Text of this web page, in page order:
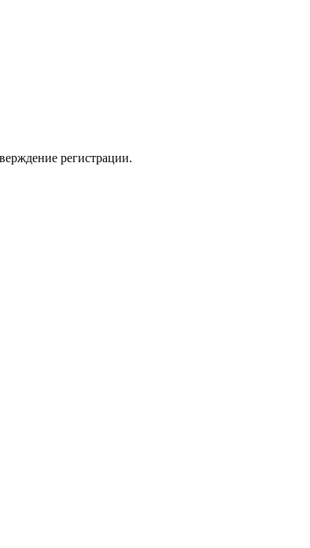
регистрации.